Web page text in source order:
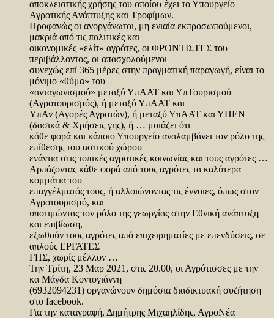
αποκλειστικής χρήσης του οποίου έχει το Υπουργείο
Αγροτικής Ανάπτυξης και Τροφίμων.
Προφανώς οι ανοργάνωτοι, μη ενιαία εκπροσωπούμενοι,
μακριά από τις πολιτικές και
οικονομικές «ελίτ» αγρότες, οι ΦΡΟΝΤΙΣΤΕΣ του
περιβάλλοντος, οι απασχολούμενοι
συνεχώς επί 365 μέρες στην πραγματική παραγωγή, είναι το
μόνιμο «θύμα» του
«ανταγωνισμού» μεταξύ ΥπΑΑΤ και ΥπΤουρισμού
(Αγροτουρισμός), ή μεταξύ ΥπΑΑΤ και
ΥπΑν (Αγορές Αγροτών), ή μεταξύ ΥπΑΑΤ και ΥΠΕΝ
(δασικά & Χρήσεις γης), ή … μοιάζει ότι
κάθε φορά και κάποιο Υπουργείο αναλαμβάνει τον ρόλο της
επίθεσης του αστικού χώρου
ενάντια στις τοπικές αγροτικές κοινωνίας και τους αγρότες …
Αρπάζοντας κάθε φορά από τους αγρότες τα καλύτερα
κομμάτια του
επαγγέλματός τους, ή αλλοιώνοντας τις έννοιες, όπως στον
Αγροτουρισμό, και
υποτιμώντας τον ρόλο της γεωργίας στην Εθνική ανάπτυξη
και επιβίωση,
εξωθούν τους αγρότες από επιχειρηματίες με επενδύσεις, σε
απλούς ΕΡΓΑΤΕΣ
ΓΗΣ, χωρίς μέλλον …
Την Τρίτη, 23 Μαρ 2021, στις 20.00, οι Αγρότισσες με την
κα Μάγδα Κοντογιάννη
(6932094231) οργανώνουν δημόσια διαδικτυακή συζήτηση
στο facebook.
Για την καταγραφή, Δημήτρης Μιχαηλίδης, ΑγροΝέα